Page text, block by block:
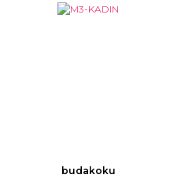
budakoku